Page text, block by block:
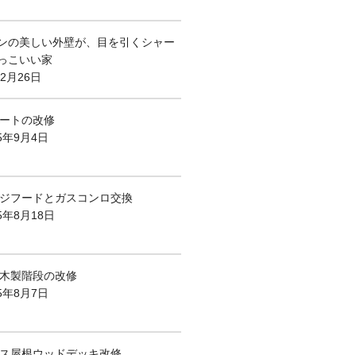
の美しい外壁が、目を引くシャー
こいい家
月26日
トの改修
9月4日
フードとガスコンロ交換
8月18日
製階段の改修
8月7日